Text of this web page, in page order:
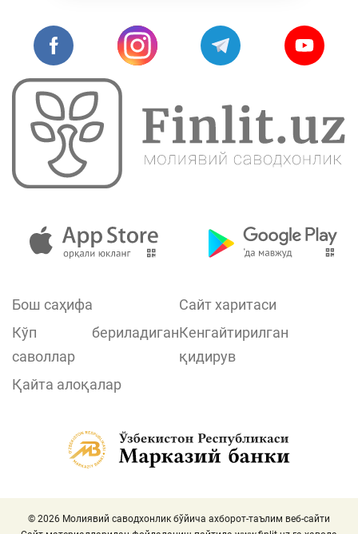
Бош саҳифа
Сайт харитаси
Кўп бериладиган
саволлар
Кенгайтирилган
қидирув
Қайта алоқалар
© 2026 Молиявий саводхонлик бўйича ахборот-таълим веб-сайти